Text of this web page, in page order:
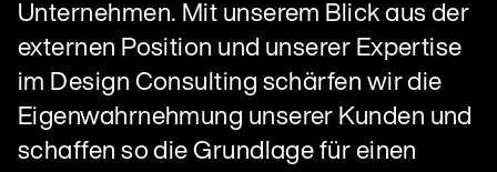
Unternehmen. Mit unserem Blick aus der
externen Position und unserer Expertise
im Design Consulting schärfen wir die
Eigenwahrnehmung unserer Kunden und
schaffen so die Grundlage für einen